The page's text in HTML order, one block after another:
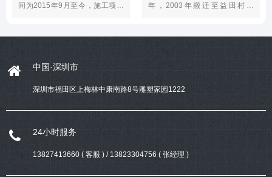
间为2015年9月至今，施工项目
个班，小班4个班。
年，2003年搬迁至益田村，
中国·深圳市
深圳市福田区上梅林中康南路8号雕塑家园1222
24小时服务
13827413660 ( 客服 ) / 13823304756 ( 张经理 )